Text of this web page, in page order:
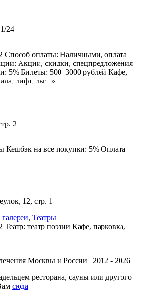
24
Способ оплаты: Наличными, оплата
Акции, скидки, спецпредложения
5% Билеты: 500–3000 рублей Кафе,
лифт, льг...»
2
Кешбэк на все покупки: 5% Оплата
12, стр. 1
, Театры
Театр: театр поэзии Кафе, парковка,
Москвы и России | 2012 - 2026
ресторана, сауны или другого
сюда